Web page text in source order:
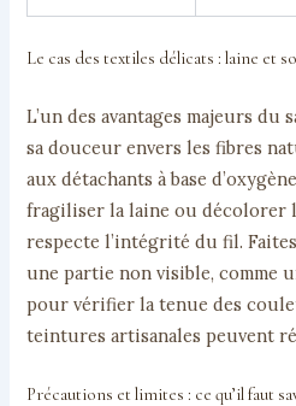
Le cas des textiles délicats : laine et
L’un des avantages majeurs
sa douceur envers les fibres
aux détachants à base
fragiliser la laine ou décolorer
respecte l’intégrité du fil.
une partie non visible, comme
pour vérifier la tenue des
teintures artisanales peuvent
Précautions et limites : ce qu’il faut